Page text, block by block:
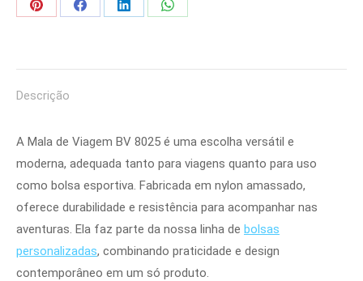
Share
Share
Share
Share
Descrição
A Mala de Viagem BV 8025 é uma escolha versátil e
moderna, adequada tanto para viagens quanto para uso
como bolsa esportiva. Fabricada em nylon amassado,
oferece durabilidade e resistência para acompanhar nas
aventuras. Ela faz parte da nossa linha de bolsas
personalizadas, combinando praticidade e design
contemporâneo em um só produto.